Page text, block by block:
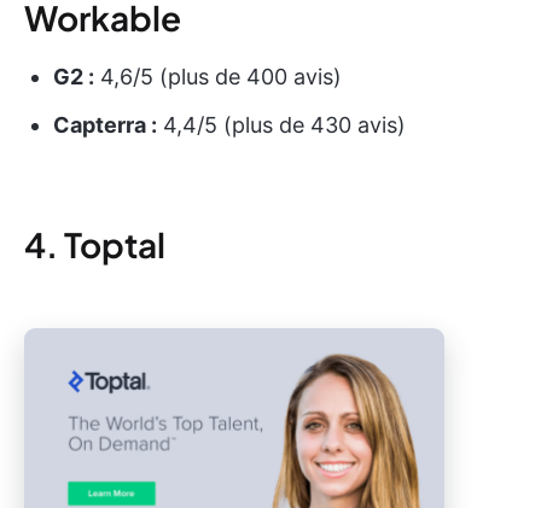
Workable
G2 : 4,6/5 (plus de 400 avis)
Capterra : 4,4/5 (plus de 430 avis)
4. Toptal